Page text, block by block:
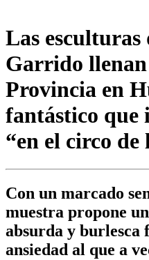
Las esculturas
Garrido llenan
Provincia en
fantástico
“en el circo de
Con un marcado
muestra propone
absurda y burlesca
ansiedad al que a